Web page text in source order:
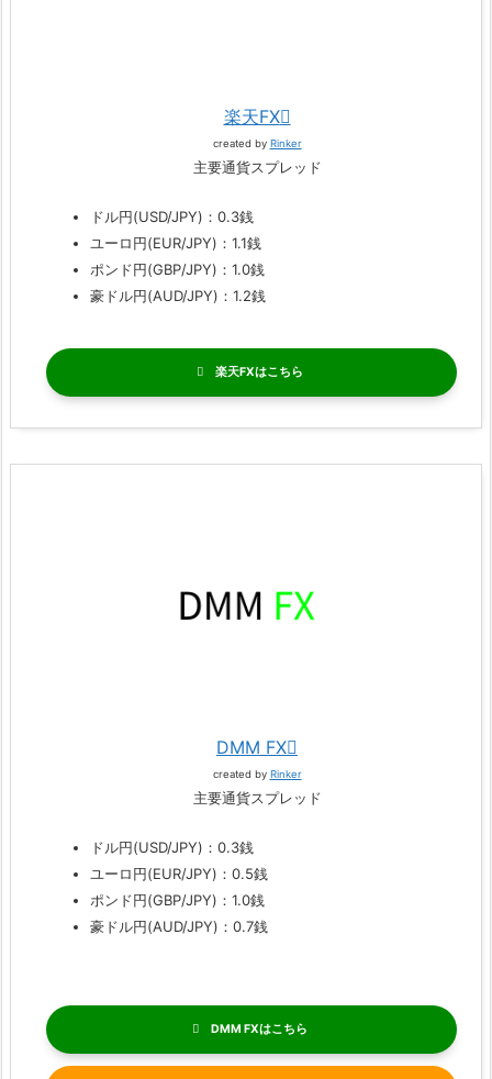
楽天FX
created by Rinker
主要通貨スプレッド
ドル円(USD/JPY)：0.3銭
ユーロ円(EUR/JPY)：1.1銭
ポンド円(GBP/JPY)：1.0銭
豪ドル円(AUD/JPY)：1.2銭
楽天FX
DMM FX
created by Rinker
主要通貨スプレッド
ドル円(USD/JPY)：0.3銭
ユーロ円(EUR/JPY)：0.5銭
ポンド円(GBP/JPY)：1.0銭
豪ドル円(AUD/JPY)：0.7銭
DMM FX